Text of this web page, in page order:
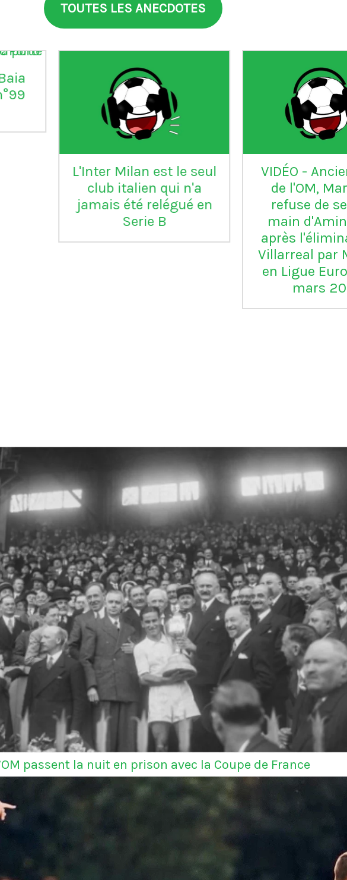
TOUTES LES ANECDOTES
L'Inter Milan est le seul
club italien qui n'a
jamais été relégué en
Serie B
VIDÉO -
de l'OM,
refuse de
main
après
Villarreal par
en Ligue
mars
passent la nuit en prison avec la Coupe de France